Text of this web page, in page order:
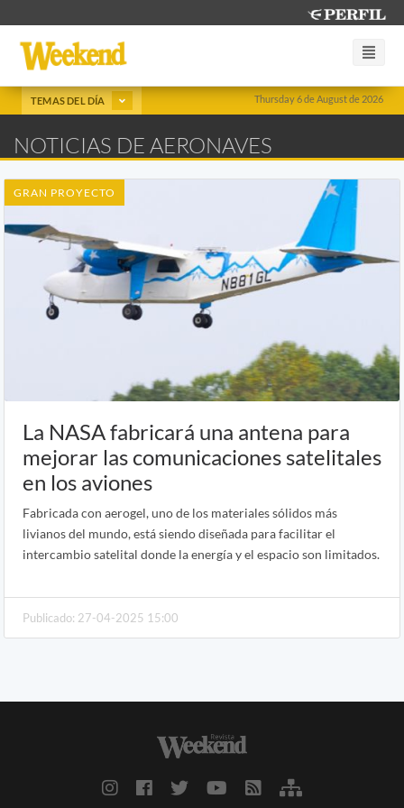
Thursday 6 de August de 2026
TEMAS DEL DÍA
NOTICIAS DE AERONAVES
GRAN PROYECTO
La NASA fabricará una antena para
mejorar las comunicaciones satelitales
en los aviones
Fabricada con aerogel, uno de los materiales sólidos más
livianos del mundo, está siendo diseñada para facilitar el
intercambio satelital donde la energía y el espacio son limitados.
Publicado: 27-04-2025 15:00